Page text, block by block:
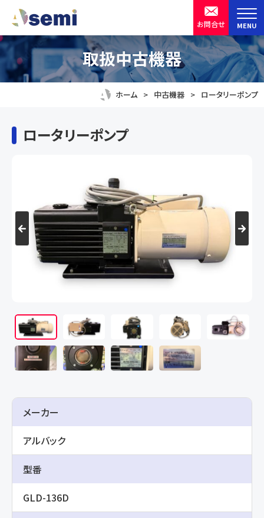
ア
ク
セ
シ
ビ
ィ
用
半導体製造装置・設備の中古機器買取販売 株式会社 ASKSEMIX
お問合せ MENU
取扱中古機器
ホーム 中古機器 ロータリーポンプ
ロータリーポンプ
メーカー
アルバック
型番
GLD-136D